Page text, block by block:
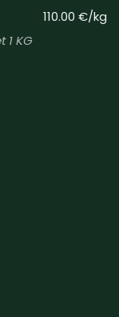
110.00 €/kg
KG
cuit